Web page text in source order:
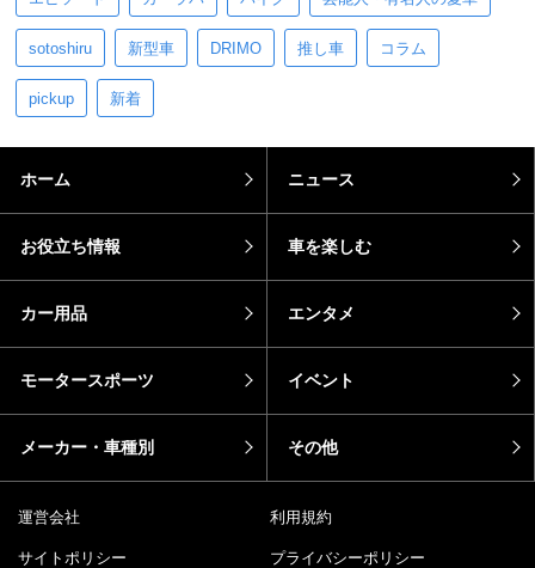
sotoshiru 新型車 DRIMO 推し車 コラム
pickup 新着
ホーム ニュース
お役立ち情報 車を楽しむ
カー用品 エンタメ
モータースポーツ イベント
メーカー・車種別 その他
運営会社 利用規約
サイトポリシー プライバシーポリシー